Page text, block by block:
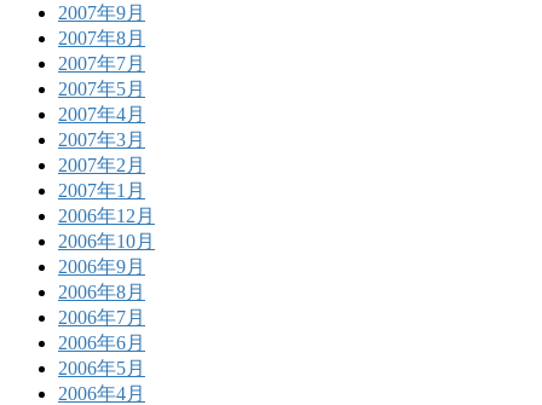
2007年9月
2007年8月
2007年7月
2007年5月
2007年4月
2007年3月
2007年2月
2007年1月
2006年12月
2006年10月
2006年9月
2006年8月
2006年7月
2006年6月
2006年5月
2006年4月